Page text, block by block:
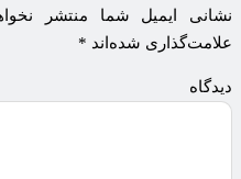
نشانی ایمیل شما منتشر
علامت‌گذاری شده‌اند *